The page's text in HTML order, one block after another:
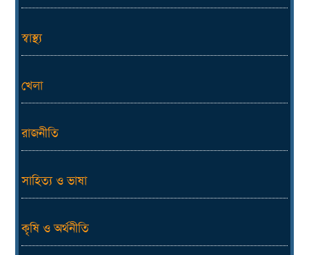
স্বাস্থ্য
খেলা
রাজনীতি
সাহিত্য ও ভাষা
কৃষি ও অর্থনীতি